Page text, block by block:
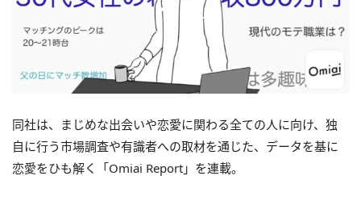
同社は、まじめな出会いや恋愛に関わる全ての人に向け、独
自に行う市場調査や有識者への取材を通じた、データを基に
恋愛をひも解く「Omiai Report」を連載。